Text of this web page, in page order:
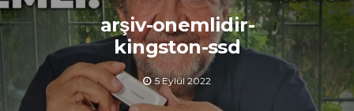
arşiv-onemlidir-
kingston-ssd
5 Eylül 2022